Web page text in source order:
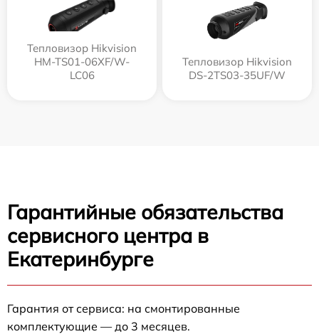
Тепловизор Hikvision
HM-TS01-06XF/W-
LC06
Тепловизор Hikvision
DS-2TS03-35UF/W
Гарантийные обязательства
сервисного центра в
Екатеринбурге
Гарантия от сервиса: на смонтированные
комплектующие — до 3 месяцев.